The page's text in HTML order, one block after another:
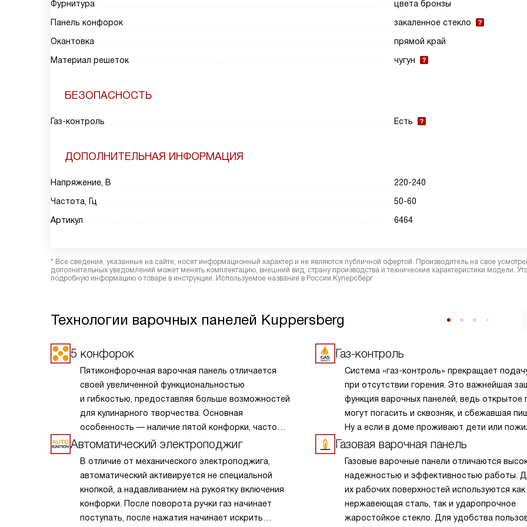
Фурнитура
цвета бронзы
Панель конфорок
закаленное стекло
Окантовка
прямой край
Материал решеток
чугун
БЕЗОПАСНОСТЬ
Газ-контроль Есть
ДОПОЛНИТЕЛЬНАЯ ИНФОРМАЦИЯ
Напряжение, В
220-240
Частота, Гц
50-60
Артикул
6464
* Все сведения, указанные на сайте, носят информационный характер и не являются публичной офертой. Производитель на свое
дополнительных уведомлений может менять комплектацию, внешний вид, страну производства и технические характеристики модели.
подробную информацию о товаре в инструкции. Используемое название в России Куперсберг
Технологии варочных панелей Kuppersberg
5 конфорок
Пятиконфорочная варочная панель отличается
своей увеличенной функциональностью
и гибкостью, предоставляя больше возможностей
для кулинарного творчества. Основная
особенность — наличие пятой конфорки, часто
расположенной в центре и обладающей большей
Автоматический электроподжиг
В отличие от механического электроподжига,
автоматический активируется не специальной
кнопкой, а надавливанием на рукоятку включения
конфорки. После поворота ручки газ начинает
поступать, после нажатия начинает искрить
Газ-контроль
Система «газ-контроль» прекращает
при отсутствии горения. Это важнейшая
функция варочных панелей, ведь открытое
могут погасить и сквозняк, и сбежавшая
Ну а если в доме проживают дети или
члены семьи, которые могут не заметить
Газовая варочная панель
Газовые варочные панели отличаются
надежностью и эффективностью работы.
их рабочих поверхностей используются как
нержавеющая сталь, так и ударопрочное
жаростойкое стекло. Для удобства